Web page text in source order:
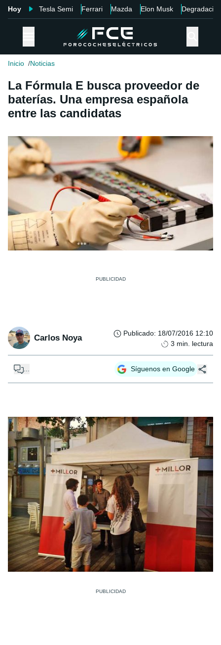
Hoy Tesla Semi Ferrari Mazda Elon Musk Degradación
Inicio Noticias
La Fórmula E busca proveedor de
baterías. Una empresa española
entre las candidatas
Carlos Noya Publicado: 18/07/2016 12:10
3 min. lectura
... Síguenos en Google